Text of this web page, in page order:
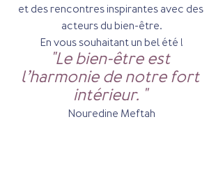
et des rencontres inspirantes avec des
acteurs du bien-être.
En vous souhaitant un bel été !
"Le bien-être est
l’harmonie de notre fort
intérieur. "
Nouredine Meftah